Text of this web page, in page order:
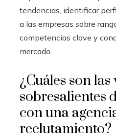
tendencias, identificar
a las empresas sobre
competencias clave y
mercado.
¿Cuáles son
sobresalientes
con una
reclutamiento?